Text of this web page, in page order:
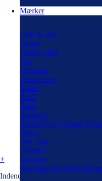
Mærker
Cole & son
Dylon
Detale CPH
Ege
Eijfenger
Ferm living
Gjøco
ROC
Jotun
Junckers
Jeanne d'arc Vintage Paint
Miller
Trip Trap
Polyfilla
Speckter
Skovgaard & Frydensberg
+
Indendørs